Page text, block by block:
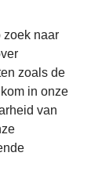
zoek naar
zoals de
in onze
van